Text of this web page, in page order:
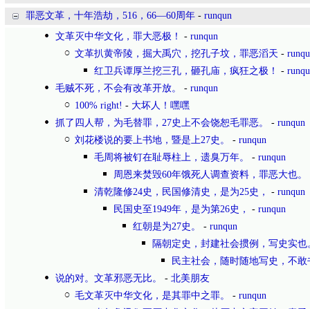
罪恶文革，十年浩劫，516，66—60周年 - runqun
文革灭中华文化，罪大恶极！
- runqun
文革扒黄帝陵，掘大禹穴，挖孔子坟，罪恶滔天 -
红卫兵谭厚兰挖三孔，砸孔庙，疯狂之极！
-
毛贼不死，不会有改革开放。
- runqun
100% right! - 大坏人！嘿嘿
抓了四人帮，为毛替罪，27史上不会饶恕毛罪恶。
- runqun
刘花楼说的要上书地，暨是上27史。
- runqun
毛周将被钉在耻辱柱上，遗臭万年。
- runqun
周恩来焚毁60年饿死人调查资料，罪恶大也。
清乾隆修24史，民国修清史，是为25史，
- runqun
民国史至1949年，是为第26史，
- runqun
红朝是为27史。
- runqun
隔朝定史，封建社会掼例，写史实也
民主社会，随时随地写史，不敢
说的对。文革邪恶无比。
- 北美朋友
毛文革灭中华文化，是其罪中之罪。
- runqun